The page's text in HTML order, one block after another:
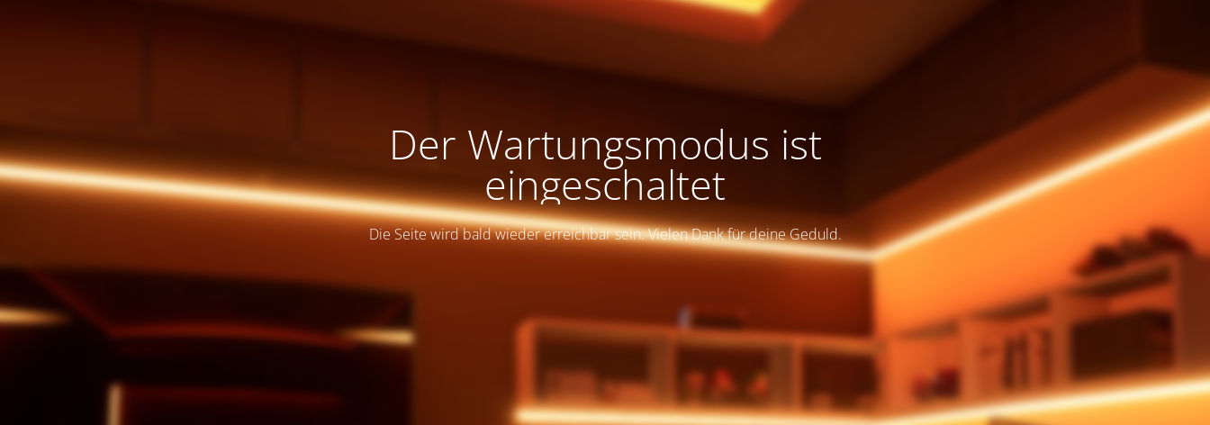
Der Wartungsmodus ist
eingeschaltet
Die Seite wird bald wieder erreichbar sein. Vielen Dank für deine Geduld.